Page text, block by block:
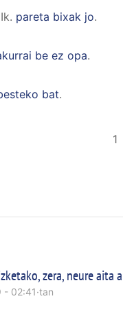
Ik. pareta bixak jo.
be ez opa.
bat.
1
zera, neure aita
02:41·tan